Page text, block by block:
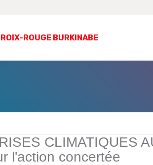
ROUGE BURKINABE
CLIMATIQUES
l'action concertée